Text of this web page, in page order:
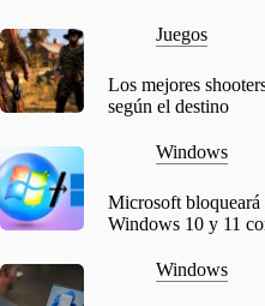
Juegos
Los mejores
según el destino
Windows
Microsoft
Windows 10 y 11
Windows